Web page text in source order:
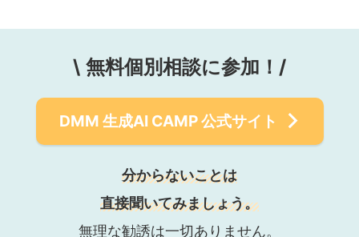
\ 無料個別相談に参加！/
DMM 生成AI CAMP公式サイト
分からないことは
直接聞いてみましょう。
無理な勧誘は一切ありません。